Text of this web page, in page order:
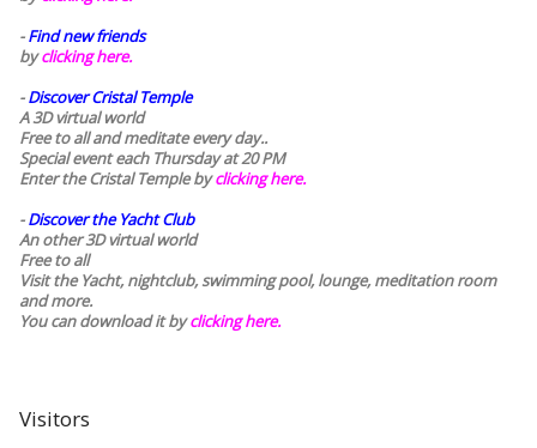
-Find new friends
byclicking here.
-Discover Cristal Temple
A 3D virtual world
Free to all and meditate every day..
Special event each Thursday at 20 PM
Enter the Cristal Temple byclicking here.
-Discover the Yacht Club
An other 3D virtual world
Free to all
Visit the Yacht, nightclub, swimming pool, lounge, meditation room
and more.
You can download it byclicking here.
Visitors